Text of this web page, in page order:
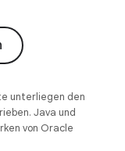
unterliegen den
Java und
von Oracle